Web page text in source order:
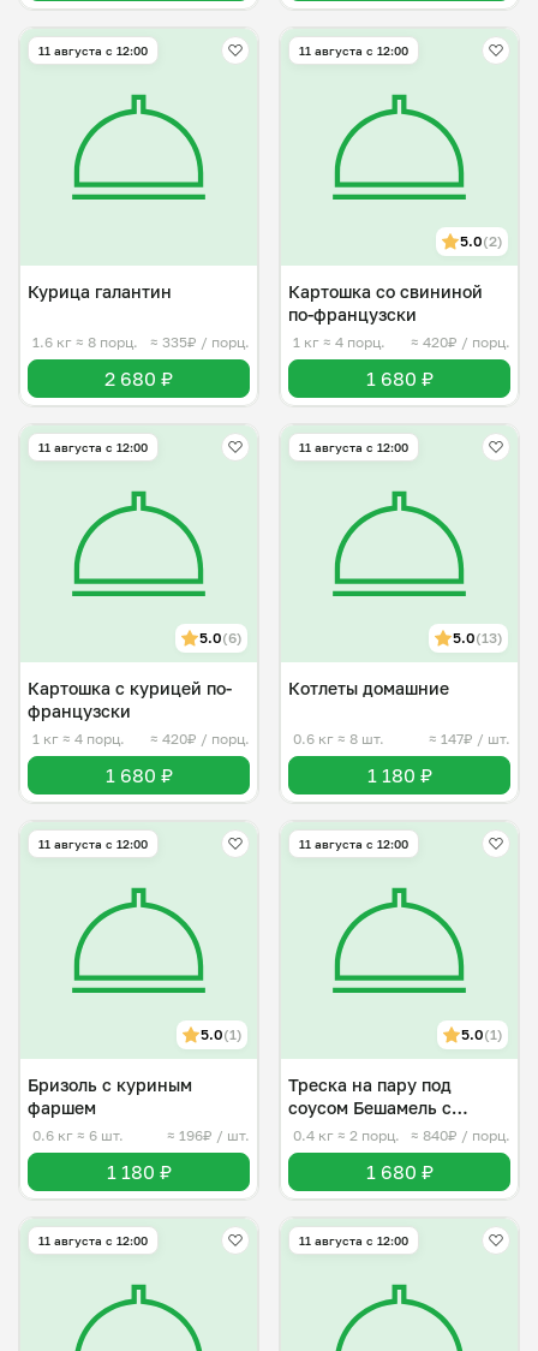
11 августа с 12:00
Курица галантин
1.6 кг ≈ 8 порц. ≈ 335₽ / порц.
2 680 ₽
11 августа с 12:00
5.0(2)
Картошка со свининой
по-французски
1 кг ≈ 4 порц. ≈ 420₽ / порц.
1 680 ₽
11 августа с 12:00
5.0(6)
Картошка с курицей по-
французски
1 кг ≈ 4 порц. ≈ 420₽ / порц.
1 680 ₽
11 августа с 12:00
5.0(13)
Котлеты домашние
0.6 кг ≈ 8 шт. ≈ 147₽ / шт.
1 180 ₽
11 августа с 12:00
5.0(1)
Бризоль с куриным
фаршем
0.6 кг ≈ 6 шт. ≈ 196₽ / шт.
1 180 ₽
11 августа с 12:00
5.0(1)
Треска на пару под
соусом Бешамель с
овощами
0.4 кг ≈ 2 порц. ≈ 840₽ / порц.
1 680 ₽
11 августа с 12:00 11 августа с 12:00